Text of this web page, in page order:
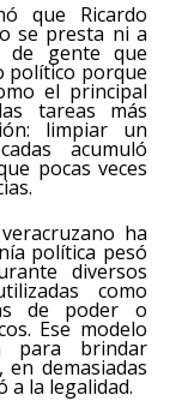
que Ricardo
se presta ni a
de gente que
político porque
el principal
tareas más
limpiar un
acumuló
pocas veces
ha
política pesó
diversos
como
de poder o
Ese modelo
para brindar
demasiadas
a la legalidad.